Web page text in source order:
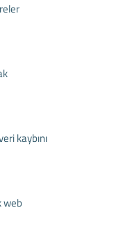
kaybını
web